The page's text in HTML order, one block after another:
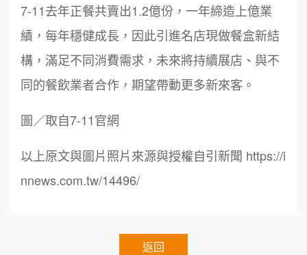
7-11去年正餐共賣出1.2億份，一年締造上億業
績，每年穩健成長，因此引進名店現做餐盒新結
構，滿足不同消費需求，未來將持續展店、與不
同的餐飲業者合作，期望帶動更多新來客。
圖／取自7-11官網
以上原文與圖片照片來源與授權自引新聞 https://i
nnews.com.tw/14496/
返回
6 鼎威維修
7 88thai發發泰-泰式飯行家
10 TEA TOP台灣第一味
周 先生/小姐 台北
加盟預算 100萬 ~150萬
徐 先生/小姐
加盟預算 100萬~300萬